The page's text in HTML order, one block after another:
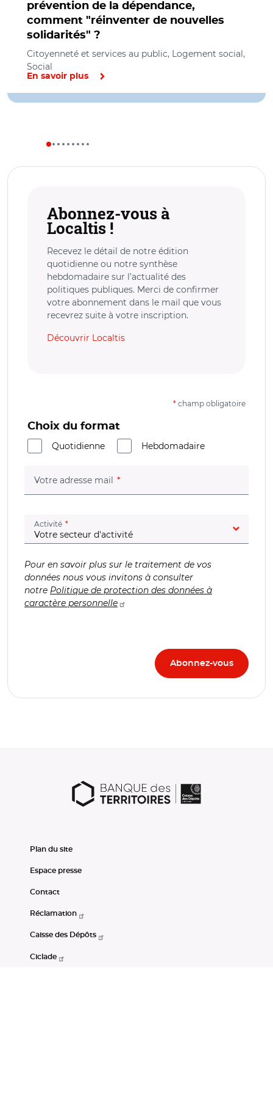
prévention de la dépendance,
comment "réinventer de nouvelles
solidarités" ?
Citoyenneté et services au public, Logement social,
Social
En savoir plus
Abonnez-vous à
Localtis !
Recevez le détail de notre édition
quotidienne ou notre synthèse
hebdomadaire sur l’actualité des
politiques publiques. Merci de confirmer
votre abonnement dans le mail que vous
recevrez suite à votre inscription.
Découvrir Localtis
* champ obligatoire
Choix du format
Quotidienne
Hebdomadaire
Votre adresse mail (champ obligatoire)
Activité (champ obligatoire)
Pour en savoir plus sur le traitement de vos
données nous vous invitons à consulter
notre Politique de protection des données à
caractère personnelle
Plan du site
Espace presse
Contact
Réclamation
Caisse des Dépôts
Ciclade